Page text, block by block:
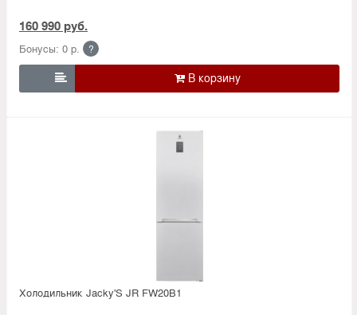
160 990 руб.
Бонусы: 0 р. ?

Холодильник Jacky'S JR FW20B1